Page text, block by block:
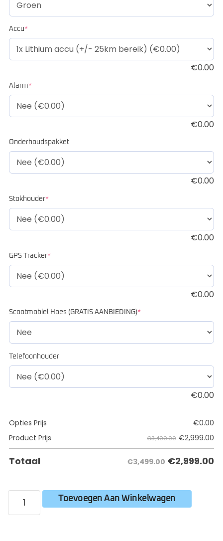
Accu*
€0.00
Alarm*
€0.00
Onderhoudspakket
€0.00
Stokhouder*
€0.00
GPS Tracker*
€0.00
Scootmobiel Hoes (GRATIS AANBIEDING)*
Telefoonhouder
€0.00
Opties Prijs €0.00
Product Prijs
€3,499.00 €2,999.00
Totaal €3,499.00 €2,999.00
Toevoegen Aan Winkelwagen